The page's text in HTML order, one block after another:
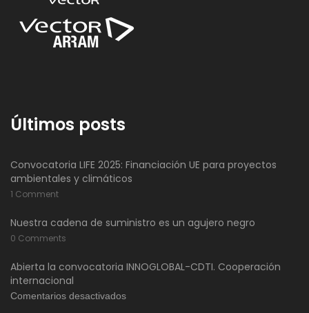
Últimos posts
Convocatoria LIFE 2025: Financiación UE para proyectos
ambientales y climáticos
1 Comment
Nuestra cadena de suministro es un agujero negro
0 Comments
Abierta la convocatoria INNOGLOBAL-CDTI. Cooperación
internacional
Comentarios desactivadosen